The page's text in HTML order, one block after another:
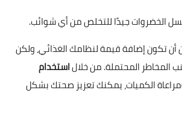
الخضروات جيدًا للتخلص من أي شوائب.
أن تكون إضافة قيمة لنظامك الغذائي، ولكن
المخاطر المحتملة. من خلالاستخدام
الكميات، يمكنك تعزيز صحتك بشكل